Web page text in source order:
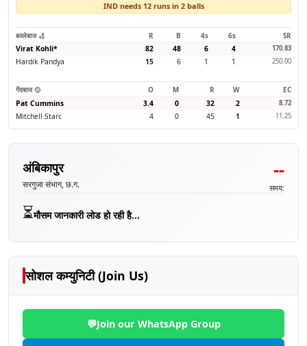
IND needs 12 runs in 2 balls
बल्लेबाज 🏏 R B 4s 6s
SR
Virat Kohli* 82 48 6 4 170.83
Hardik Pandya 15 6 1 1 250.00
गेंदबाज 🥎 O M R W
EC
Pat Cummins
3.4 0 32 2 8.72
Mitchell Starc 4 0 45 1 11.25
अंबिकापुर
सरगुजा संभाग, छ.ग.
--
समय:
⏳मौसम जानकारी लोड हो रही है...
सोशल कम्युनिटी (Join Us)
💬Join our WhatsApp Group